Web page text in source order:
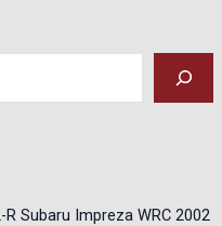
Subaru Impreza WRC 2002